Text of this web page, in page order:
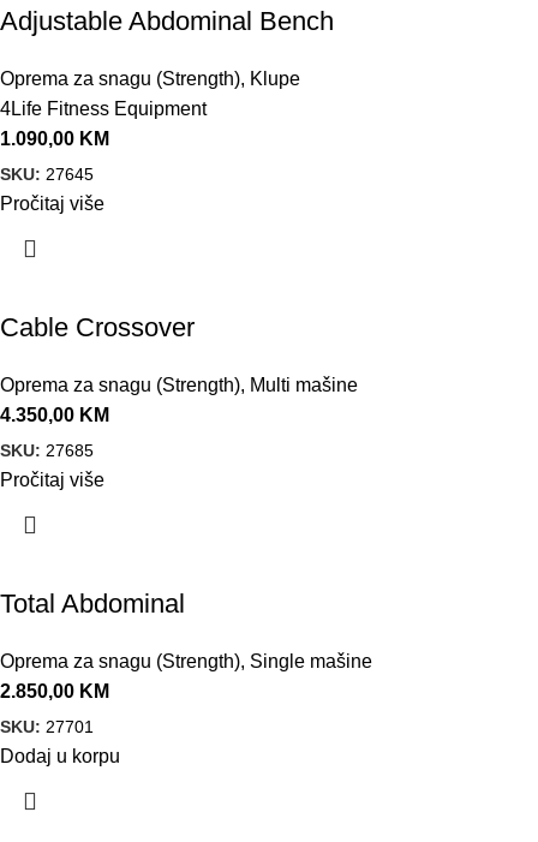
Adjustable Abdominal Bench
Oprema za snagu (Strength), Klupe
4Life Fitness Equipment
1.090,00 KM
SKU: 27645
Pročitaj više
Cable Crossover
Oprema za snagu (Strength), Multi mašine
4.350,00 KM
SKU: 27685
Pročitaj više
Total Abdominal
Oprema za snagu (Strength), Single mašine
2.850,00 KM
SKU: 27701
Dodaj u korpu